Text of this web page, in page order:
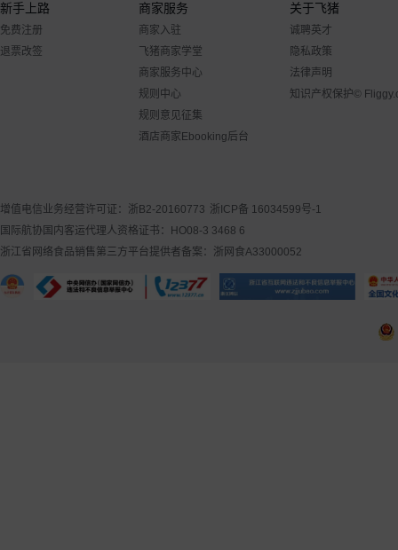
新手上路
免费注册
退票改签
商家服务
商家入驻
飞猪商家学堂
商家服务中心
规则中心
规则意见征集
酒店商家Ebooking后台
关于飞猪
诚聘英才
隐私政策
法律声明
知识产权保护©
增值电信业务经营许可证：浙B2-20160773 浙ICP备 16034599号-1
国际航协国内客运代理人资格证书：HO08-3 3468 6
浙江省网络食品销售第三方平台提供者备案：浙网食A33000052